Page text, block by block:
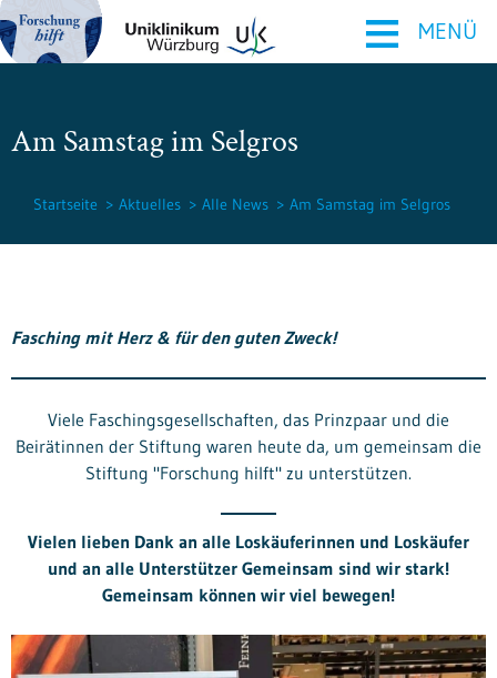
≡ MENÜ
Am Samstag im Selgros
Startseite Aktuelles Alle News Am Samstag im Selgros
Fasching mit Herz & für den guten Zweck!
Viele Faschingsgesellschaften, das Prinzpaar und die
Beirätinnen der Stiftung waren heute da, um gemeinsam die
Stiftung "Forschung hilft" zu unterstützen.
Vielen lieben Dank an alle Loskäuferinnen und Loskäufer
und an alle Unterstützer Gemeinsam sind wir stark!
Gemeinsam können wir viel bewegen!